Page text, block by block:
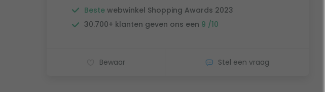
Bestewebwinkel Shopping Awards 2023
30.700+ klanten geven ons een 9 /10
Bewaar Stel een vraag